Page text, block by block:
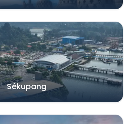
Sékupang